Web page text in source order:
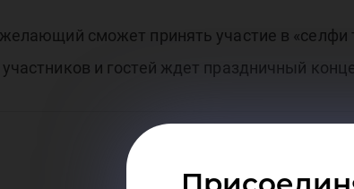
сможет принять участие в
и гостей ждет праздничный